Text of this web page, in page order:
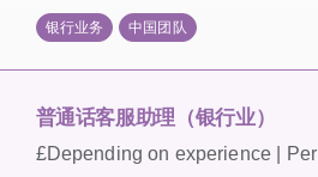
银行业务 中国团队
普通话客服助理（银行业）
£Depending on experience |